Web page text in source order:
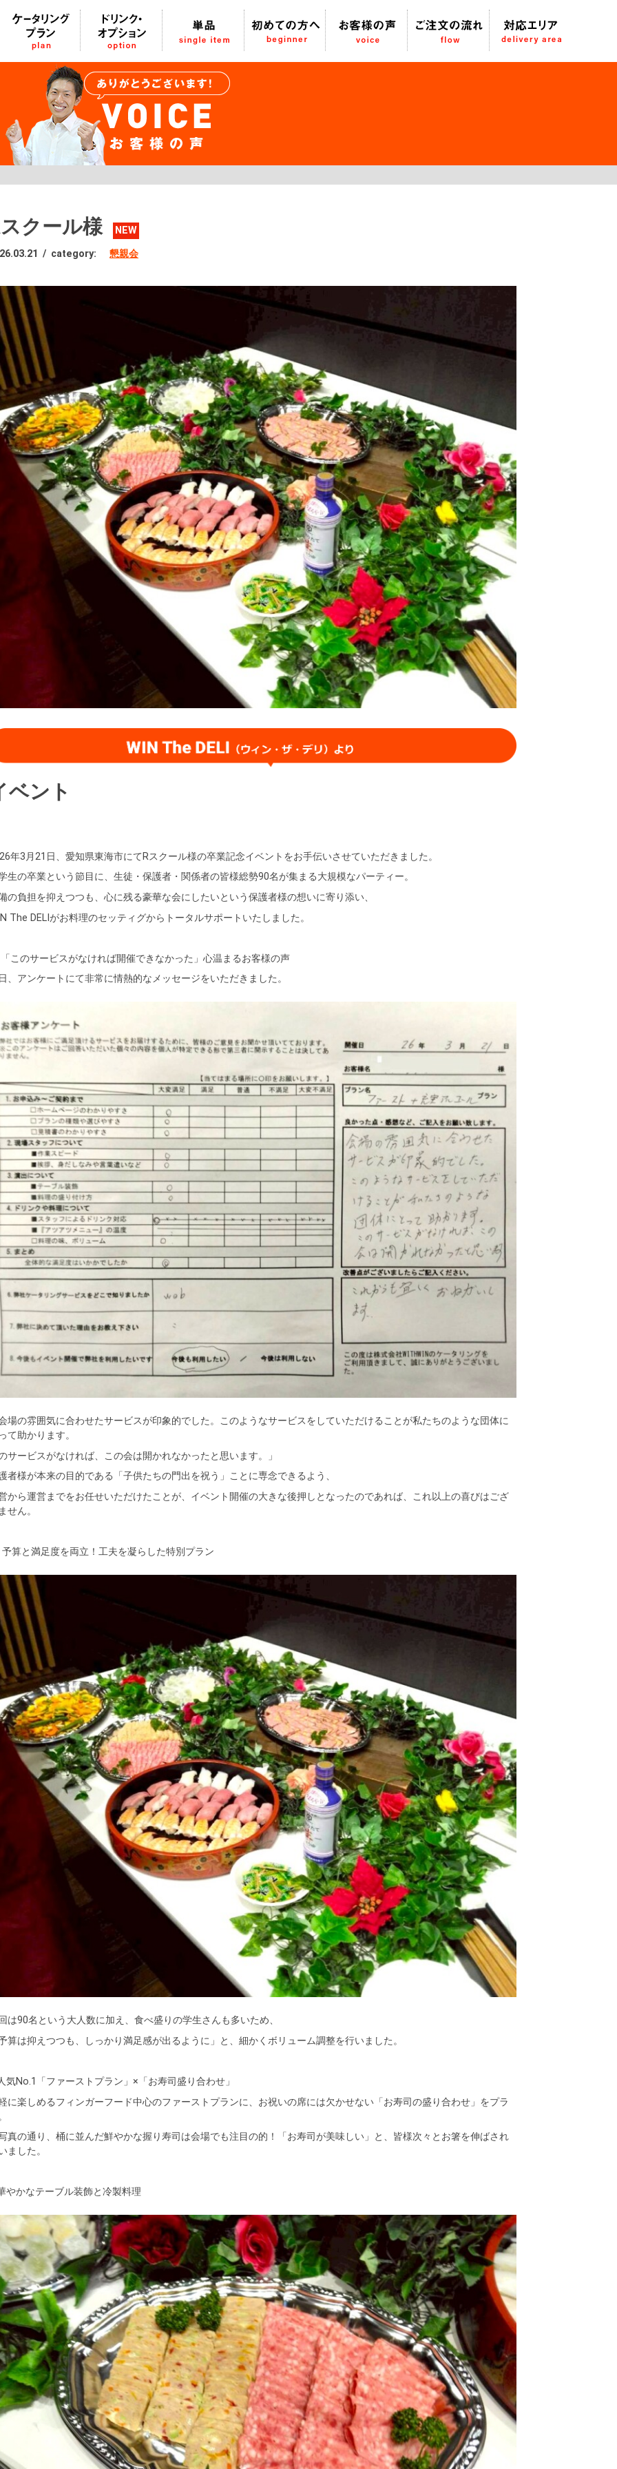
クール様 NEW
/ category: 懇親会
ベント
年3月21日、愛知県東海市にてRスクール様の卒業記念イベントをお手伝いさせていただきました。
生の卒業という節目に、生徒・保護者・関係者の皆様総勢90名が集まる大規模なパーティー。
の負担を抑えつつも、心に残る豪華な会にしたいという保護者様の想いに寄り添い、
The DELIがお料理のセッティグからトータルサポートいたしました。
このサービスがなければ開催できなかった」心温まるお客様の声
、アンケートにて非常に情熱的なメッセージをいただきました。
場の雰囲気に合わせたサービスが印象的でした。このようなサービスをしていただけることが私たちのような団体に
て助かります。
サービスがなければ、この会は開かれなかったと思います。」
者様が本来の目的である「子供たちの門出を祝う」ことに専念できるよう、
から運営までをお任せいただけたことが、イベント開催の大きな後押しとなったのであれば、これ以上の喜びはござ
せん。
算と満足度を両立！工夫を凝らした特別プラン
は90名という大人数に加え、食べ盛りの学生さんも多いため、
算は抑えつつも、しっかり満足感が出るように」と、細かくボリューム調整を行いました。
気No.1「ファーストプラン」×「お寿司盛り合わせ」
に楽しめるフィンガーフード中心のファーストプランに、お祝いの席には欠かせない「お寿司の盛り合わせ」をプラ
真の通り、桶に並んだ鮮やかな握り寿司は会場でも注目の的！「お寿司が美味しい」と、皆様次々とお箸を伸ばされ
ました。
やかなテーブル装飾と冷製料理